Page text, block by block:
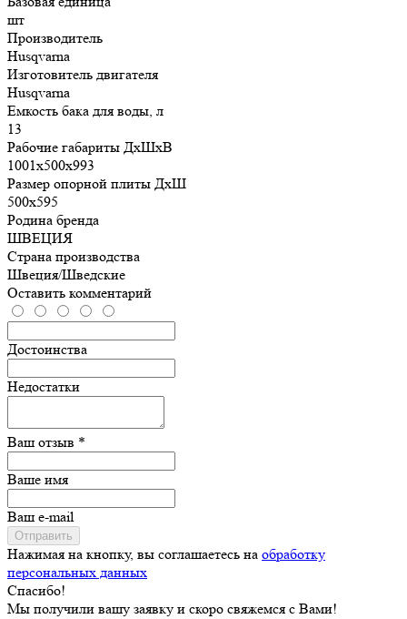
шт
Производитель
Husqvarna
Изготовитель двигателя
Husqvarna
Емкость бака для воды, л
13
Рабочие габариты ДхШхВ
1001х500х993
Размер опорной плиты ДхШ
500x595
Родина бренда
ШВЕЦИЯ
Страна производства
Швеция/Шведские
Оставить комментарий
Достоинства
Недостатки
Ваш отзыв *
Ваше имя
Ваш e-mail
Отправить
Нажимая на кнопку, вы соглашаетесь на обработку
персональных данных
Спасибо!
Мы получили вашу заявку и скоро свяжемся с Вами!